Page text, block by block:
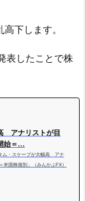
下します。
表したことで株
アナリストが目
始＝...
ム・スケープが大幅高 アナ
国株個別」（みんかぶFX）